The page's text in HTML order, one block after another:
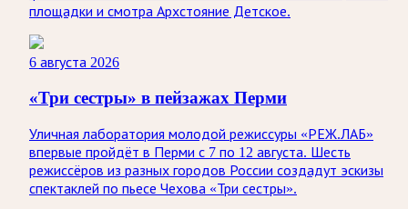
площадки и смотра Архстояние Детское.
6 августа 2026
«Три сестры» в пейзажах Перми
Уличная лаборатория молодой режиссуры «РЕЖ.ЛАБ»
впервые пройдёт в Перми с 7 по 12 августа. Шесть
режиссёров из разных городов России создадут эскизы
спектаклей по пьесе Чехова «Три сестры».